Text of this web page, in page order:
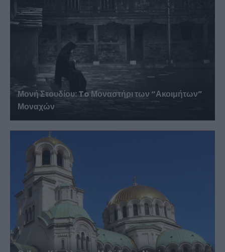
Μονή Στουδίου: To Μοναστήρι των “Ακοιμήτων”
Μοναχών